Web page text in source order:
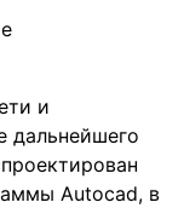
и
дальнейшего
Autocad, в